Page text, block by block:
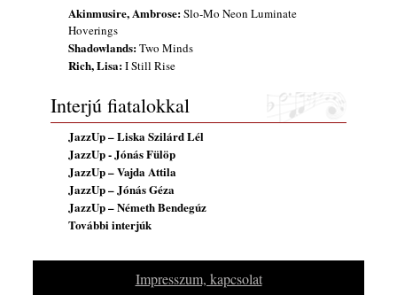
Akinmusire, Ambrose:Slo-Mo Neon Luminate
Hoverings
Shadowlands:Two Minds
Rich, Lisa:I Still Rise
Interjú fiatalokkal
JazzUp – Liska Szilárd Lél
JazzUp - Jónás Fülöp
JazzUp – Vajda Attila
JazzUp – Jónás Géza
JazzUp – Németh Bendegúz
További interjúk
Impresszum, kapcsolat